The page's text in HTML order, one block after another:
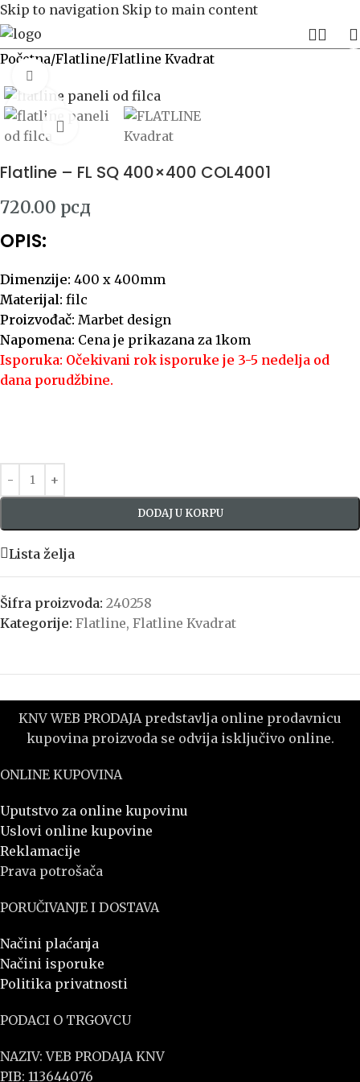
Skip to navigation Skip to main content
Početna/Flatline/Flatline Kvadrat
Flatline – FL SQ 400×400 COL4001
720.00 рсд
OPIS:
Dimenzije: 400 x 400mm
Materijal: filc
Proizvođač: Marbet design
Napomena: Cena je prikazana za 1kom
Isporuka: Očekivani rok isporuke je 3-5 nedelja od
dana porudžbine.
DODAJ U KORPU
Lista želja
Šifra proizvoda: 240258
Kategorije: Flatline, Flatline Kvadrat
KNV WEB PRODAJA predstavlja online prodavnicu
kupovina proizvoda se odvija isključivo online.
ONLINE KUPOVINA
Uputstvo za online kupovinu
Uslovi online kupovine
Reklamacije
Prava potrošača
PORUČIVANJE I DOSTAVA
Načini plaćanja
Načini isporuke
Politika privatnosti
PODACI O TRGOVCU
NAZIV: VEB PRODAJA KNV
PIB: 113644076